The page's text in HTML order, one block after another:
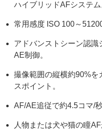
ハイブリッドAFシステム
常用感度 ISO 100～
アドバンストシーン認識
AE制御。
撮像範囲の縦横約90%を
スポイント。
AF/AE追従で約4.5コマ/
人物または犬や猫の瞳AF